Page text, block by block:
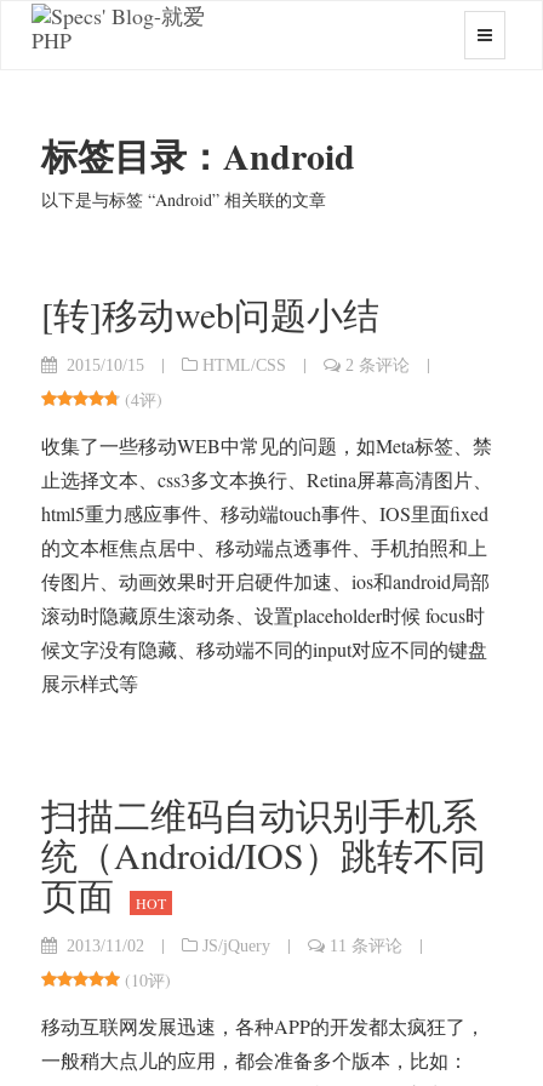
标签目录：Android
以下是与标签 “Android” 相关联的文章
[转]移动web问题小结
2015/10/15 | HTML/CSS | 2 条评论
|
(4评)
收集了一些移动WEB中常见的问题，如Meta标签、禁
止选择文本、css3多文本换行、Retina屏幕高清图片、
html5重力感应事件、移动端touch事件、IOS里面fixed
的文本框焦点居中、移动端点透事件、手机拍照和上
传图片、动画效果时开启硬件加速、ios和android局部
滚动时隐藏原生滚动条、设置placeholder时候 focus时
候文字没有隐藏、移动端不同的input对应不同的键盘
展示样式等
扫描二维码自动识别手机系
统（Android/IOS）跳转不同
页面
HOT
2013/11/02 | JS/jQuery | 11 条评论
|
(10评)
移动互联网发展迅速，各种APP的开发都太疯狂了，
一般稍大点儿的应用，都会准备多个版本，比如：